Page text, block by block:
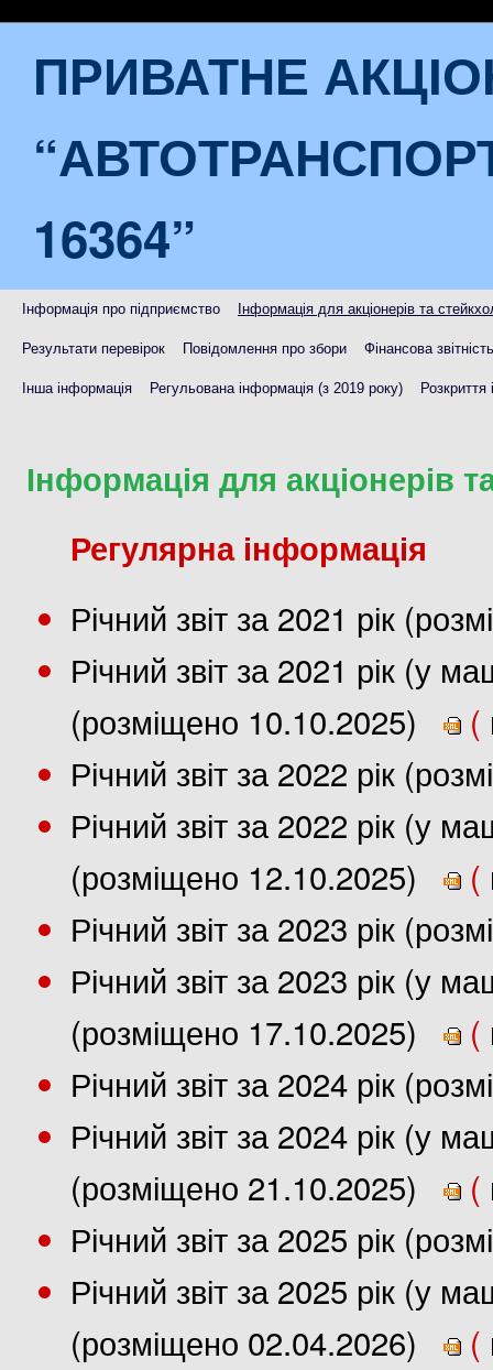
ПРИВАТНЕ
16364”
Інформація про підприємство Інформація для акціонерів та
Результати перевірок Повідомлення про збори Фінансова
Інша інформація Регульована інформація (з 2019 року) Розкриття
Інформація для акціонерів
Регулярна інформація
Річний звіт за 2021 рік
Річний звіт за 2021 рік (у
(розміщено 10.10.2025)
(
Річний звіт за 2022 рік
Річний звіт за 2022 рік (у
(розміщено 12.10.2025)
(
Річний звіт за 2023 рік
Річний звіт за 2023 рік (у
(розміщено 17.10.2025)
(
Річний звіт за 2024 рік
Річний звіт за 2024 рік (у
(розміщено 21.10.2025)
(
Річний звіт за 2025 рік
Річний звіт за 2025 рік (у
(розміщено 02.04.2026)
(